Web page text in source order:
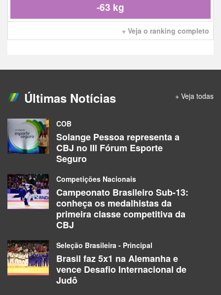
-63 kg
+ Veja o ranking completo
Últimas Notícias + Veja todas
COB
Solange Pessoa representa a
CBJ no III Fórum Esporte
Seguro
Competições Nacionais
Campeonato Brasileiro Sub-13:
conheça os medalhistas da
primeira classe competitiva da
CBJ
Seleção Brasileira - Principal
Brasil faz 5x1 na Alemanha e
vence Desafio Internacional de
Judô